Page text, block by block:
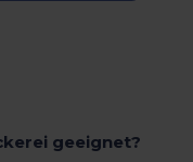
geeignet?